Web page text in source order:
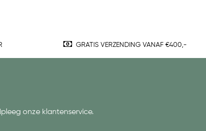
GRATIS VERZENDING VANAF €400,-
onze klantenservice.